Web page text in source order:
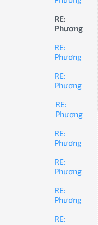
RE:
Phương
RE:
Phương
RE:
Phương
RE:
Phương
RE:
Phương
RE:
Phương
RE:
Phương
RE: